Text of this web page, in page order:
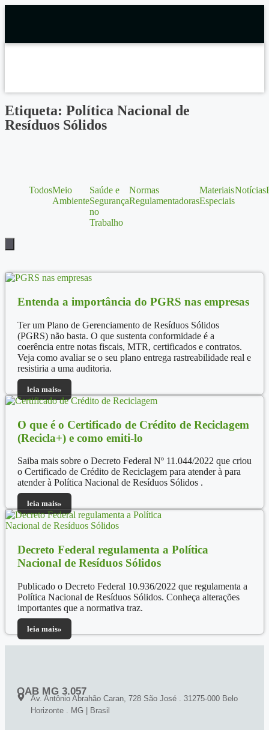
Etiqueta: Política Nacional de
Resíduos Sólidos
TodosMeio
Ambiente
Saúde e
Segurança
no
Trabalho
Normas
Regulamentadoras
Materiais
Especiais
Notícias
Entenda a importância do PGRS nas empresas
Ter um Plano de Gerenciamento de Resíduos Sólidos
(PGRS) não basta. O que sustenta conformidade é a
coerência entre notas fiscais, MTR, certificados e contratos.
Veja como avaliar se o seu plano entrega rastreabilidade real e
resistiria a uma auditoria.
leia mais»
O que é o Certificado de Crédito de Reciclagem
(Recicla+) e como emiti-lo
Saiba mais sobre o Decreto Federal Nº 11.044/2022 que criou
o Certificado de Crédito de Reciclagem para atender à para
atender à Política Nacional de Resíduos Sólidos .
leia mais»
Decreto Federal regulamenta a Política
Nacional de Resíduos Sólidos
Publicado o Decreto Federal 10.936/2022 que regulamenta a
Política Nacional de Resíduos Sólidos. Conheça alterações
importantes que a normativa traz.
leia mais»
OAB MG 3.057
Av. Antônio Abrahão Caran, 728 São José . 31275-000 Belo
Horizonte . MG | Brasil